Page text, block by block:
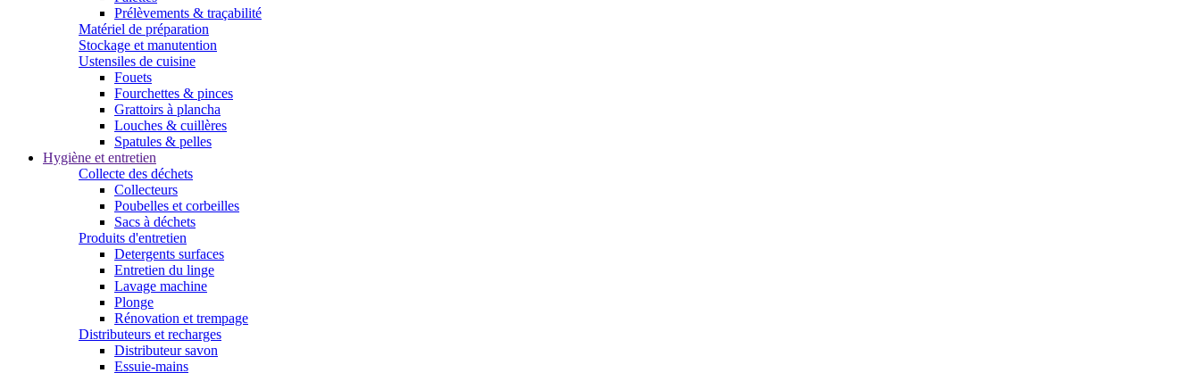
Prélèvements & traçabilité
Matériel de préparation
Stockage et manutention
Ustensiles de cuisine
Fouets
Fourchettes & pinces
Grattoirs à plancha
Louches & cuillères
Spatules & pelles
Hygiène et entretien
Collecte des déchets
Collecteurs
Poubelles et corbeilles
Sacs à déchets
Produits d'entretien
Detergents surfaces
Entretien du linge
Lavage machine
Plonge
Rénovation et trempage
Distributeurs et recharges
Distributeur savon
Essuie-mains